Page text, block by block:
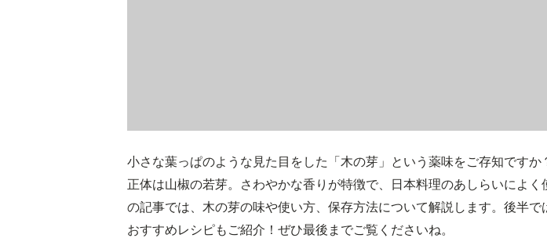
小さな葉っぱのような見た目をした「木の芽」という薬味をご存知ですか
正体は山椒の若芽。さわやかな香りが特徴で、日本料理のあしらいによく
の記事では、木の芽の味や使い方、保存方法について解説します。後半で
おすすめレシピもご紹介！ぜひ最後までご覧くださいね。